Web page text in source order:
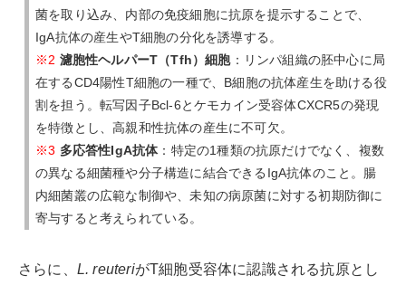
菌を取り込み、内部の免疫細胞に抗原を提示することで、
IgA抗体の産生やT細胞の分化を誘導する。
※2 濾胞性ヘルパーT（Tfh）細胞：リンパ組織の胚中心に局
在するCD4陽性T細胞の一種で、B細胞の抗体産生を助ける役
割を担う。転写因子Bcl-6とケモカイン受容体CXCR5の発現
を特徴とし、高親和性抗体の産生に不可欠。
※3 多応答性IgA抗体：特定の1種類の抗原だけでなく、複数
の異なる細菌種や分子構造に結合できるIgA抗体のこと。腸
内細菌叢の広範な制御や、未知の病原菌に対する初期防御に
寄与すると考えられている。
さらに、 L. reuteriがT細胞受容体に認識される抗原とし